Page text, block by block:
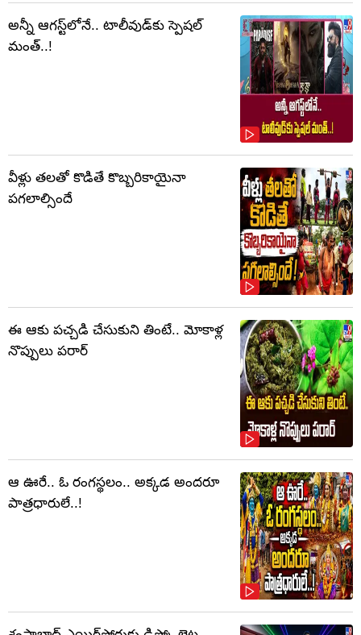
అన్నీ ఆగస్ట్‌లోనే.. టాలీవుడ్‌కు స్పెషల్
మంత్..!
వీళ్లు తలతో కొడితే కొబ్బరికాయైనా
పగలాల్సిందే
ఈ ఆకు పచ్చడి చేసుకుని తింటే.. మోకాళ్ల
నొప్పులు పరార్‌
ఆ ఊరే.. ఓ రంగస్థలం.. అక్కడ అందరూ
పాత్రధారులే..!